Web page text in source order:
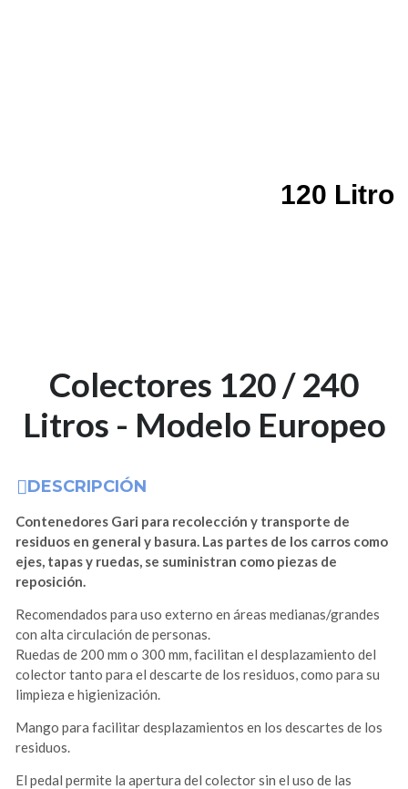
120
Colectores 120 / 240
Litros - Modelo Europeo
DESCRIPCIÓN
Contenedores Gari para recolección y transporte de
residuos en general y basura. Las partes de los carros como
ejes, tapas y ruedas, se suministran como piezas de
reposición.
Recomendados para uso externo en áreas medianas/grandes
con alta circulación de personas.
Ruedas de 200 mm o 300 mm, facilitan el desplazamiento del
colector tanto para el descarte de los residuos, como para su
limpieza e higienización.
Mango para facilitar desplazamientos en los descartes de los
residuos.
El pedal permite la apertura del colector sin el uso de las